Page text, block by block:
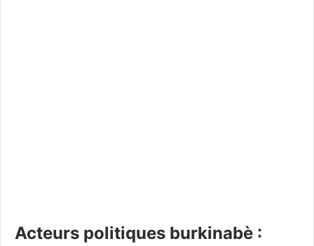
Acteurs politiques burkinabè :